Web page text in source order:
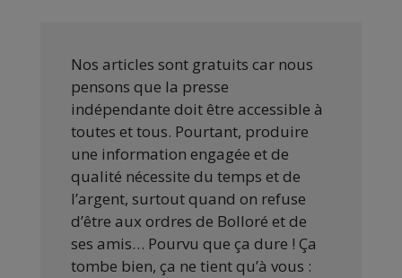
Nos articles sont gratuits car nous
pensons que la presse
indépendante doit être accessible à
toutes et tous. Pourtant, produire
une information engagée et de
qualité nécessite du temps et de
l’argent, surtout quand on refuse
d’être aux ordres de Bolloré et de
ses amis… Pourvu que ça dure ! Ça
tombe bien, ça ne tient qu’à vous :